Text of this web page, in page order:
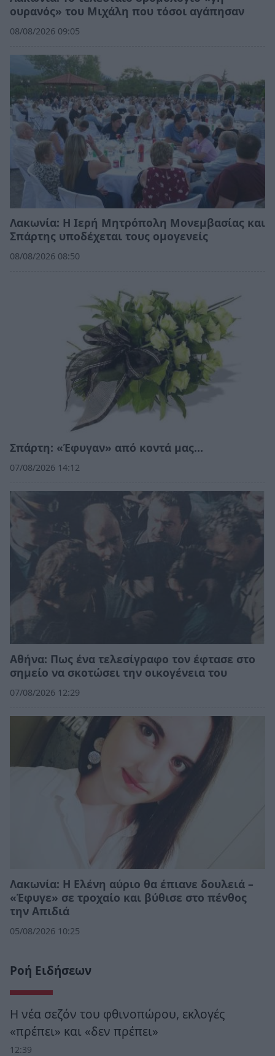
ουρανός» του Μιχάλη που τόσοι αγάπησαν
08/08/2026 09:05
Λακωνία: Η Ιερή Μητρόπολη Μονεμβασίας και
Σπάρτης υποδέχεται τους ομογενείς
08/08/2026 08:50
Σπάρτη: «Έφυγαν» από κοντά μας…
07/08/2026 14:12
Αθήνα: Πως ένα τελεσίγραφο τον έφτασε στο
σημείο να σκοτώσει την οικογένεια του
07/08/2026 12:29
Λακωνία: Η Ελένη αύριο θα έπιανε δουλειά –
«Έφυγε» σε τροχαίο και βύθισε στο πένθος
την Απιδιά
05/08/2026 10:25
Ροή Ειδήσεων
Η νέα σεζόν του φθινοπώρου, εκλογές
«πρέπει» και «δεν πρέπει»
12:39